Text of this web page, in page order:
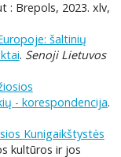
: Brepols, 2023. xlv,
šaltinių
. Senoji Lietuvos
- korespondencija.
Kunigaikštystės
kultūros ir jos